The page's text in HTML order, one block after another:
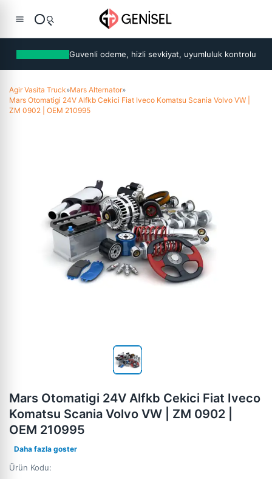
Guvenli odeme, hizli sevkiyat, uyumluluk kontrolu
Agir Vasita Truck»Mars Alternator»
Mars Otomatigi 24V Alfkb Cekici Fiat Iveco Komatsu Scania Volvo VW |
ZM 0902 | OEM 210995
Mars Otomatigi 24V Alfkb Cekici Fiat Iveco
Komatsu Scania Volvo VW | ZM 0902 |
OEM 210995
Daha fazla goster
Ürün Kodu: